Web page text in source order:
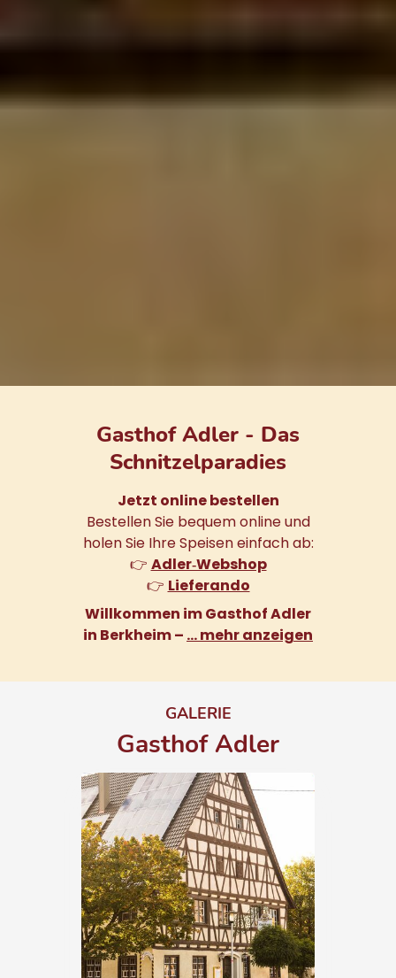
Gasthof Adler - Das
Schnitzelparadies
Jetzt online bestellen
Bestellen Sie bequem online und
holen Sie Ihre Speisen einfach ab:
👉 Adler‑Webshop
👉 Lieferando
Willkommen im Gasthof Adler
in Berkheim – … mehr anzeigen
GALERIE
Gasthof Adler